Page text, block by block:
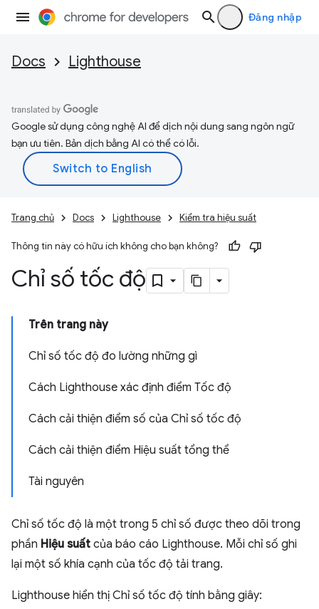
Đăng nhập
Docs Lighthouse
Google sử dụng công nghệ AI để dịch nội dung sang ngôn ngữ
bạn ưu tiên. Bản dịch bằng AI có thể có lỗi.
Trang chủ Docs Lighthouse Kiểm tra hiệu suất
Thông tin này có hữu ích không cho bạn không?
Chỉ số tốc độ
Trên trang này
Chỉ số tốc độ đo lường những gì
Cách Lighthouse xác định điểm Tốc độ
Cách cải thiện điểm số của Chỉ số tốc độ
Cách cải thiện điểm Hiệu suất tổng thể
Tài nguyên
Chỉ số tốc độ là một trong 5 chỉ số được theo dõi trong
phần Hiệu suất của báo cáo Lighthouse. Mỗi chỉ số ghi
lại một số khía cạnh của tốc độ tải trang.
Lighthouse hiển thị Chỉ số tốc độ tính bằng giây: